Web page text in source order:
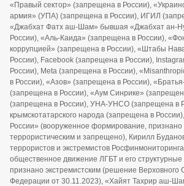
«Правый сектор» (запрещена в России),
армия» (УПА) (запрещена в России), ИГИЛ
«Джабхат Фатх аш-Шам» бывшая «Джабхат ан-
России), «Аль-Каида» (запрещена в России),
коррупцией» (запрещена в России), «Штабы
России), Facebook (запрещена в России),
России), Meta (запрещена в России),
в России), «Азов» (запрещена в России),
(запрещена в России), «Аум Синрике»
(запрещена в России), УНА-УНСО (запрещена в
крымскотатарского народа (запрещена в
России» (вооруженное формирование,
террористическим и запрещено), Кирилл
террористов и экстремистов
общественное движение ЛГБТ и его
признано экстремистским (решение Верховного
Федерации от 30.11.2023), «Хайят Тахрир аш-